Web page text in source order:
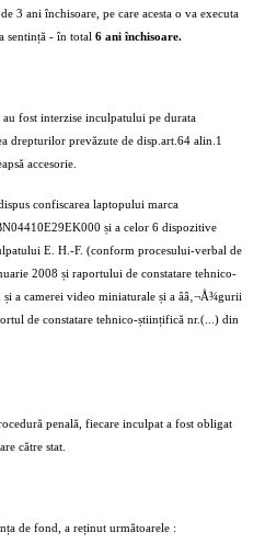
3 ani închisoare, pe care acesta o va executa
sentință - în total 6 ani închisoare.
fost interzise inculpatului pe durata
drepturilor prevăzute de disp.art.64 alin.1
accesorie.
confiscarea laptopului marca
și a celor 6 dispozitive
E. H.-F. (conform procesului-verbal de
2008 și raportului de constatare tehnico-
a camerei video miniaturale și a ââ‚¬Å¾gurii
de constatare tehnico-științifică nr.(...) din
penală, fiecare inculpat a fost obligat
către stat.
de fond, a reținut următoarele :